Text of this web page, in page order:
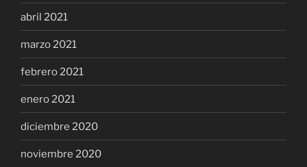
abril 2021
marzo 2021
febrero 2021
enero 2021
diciembre 2020
noviembre 2020